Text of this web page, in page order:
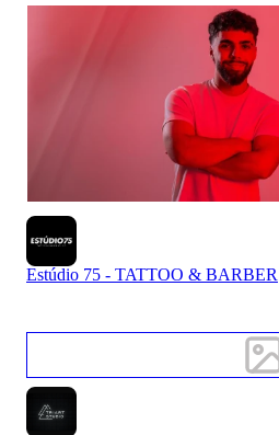
Estúdio 75 - TATTOO & BARBER